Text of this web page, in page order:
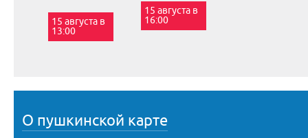
15 августа в
13:00
15 августа в
16:00
О пушкинской карте